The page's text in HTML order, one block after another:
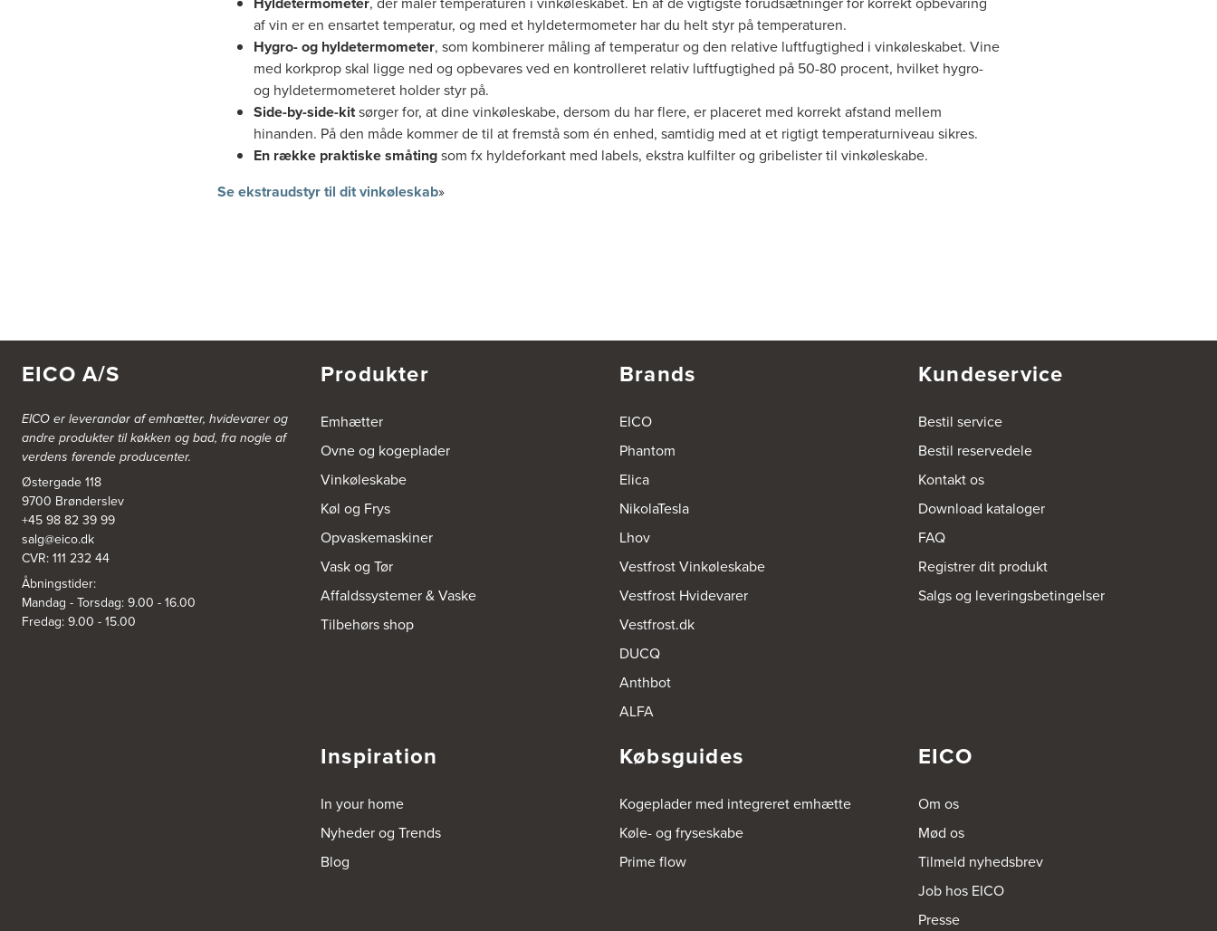
af vin er en ensartet temperatur, og med et hyldetermometer har du helt styr på temperaturen.
Hygro- og hyldetermometer, som kombinerer måling af temperatur og den relative luftfugtighed i vinkøleskabet. Vine
med korkprop skal ligge ned og opbevares ved en kontrolleret relativ luftfugtighed på 50-80 procent, hvilket hygro-
og hyldetermometeret holder styr på.
Side-by-side-kitsørger for, at dine vinkøleskabe, dersom du har flere, er placeret med korrekt afstand mellem
hinanden. På den måde kommer de til at fremstå som én enhed, samtidig med at et rigtigt temperaturniveau sikres.
En række praktiske småtingsom fx hyldeforkant med labels, ekstra kulfilter og gribelister til vinkøleskabe.
Se ekstraudstyr til dit vinkøleskab»
EICO A/S
EICO er leverandør af emhætter, hvidevarer og
andre produkter til køkken og bad, fra nogle af
verdens førende producenter.
Østergade 118
9700 Brønderslev
+45 98 82 39 99
salg@eico.dk
CVR: 111 232 44
Åbningstider:
Mandag - Torsdag: 9.00 - 16.00
Fredag: 9.00 - 15.00
Produkter
Emhætter
Ovne og kogeplader
Vinkøleskabe
Køl og Frys
Opvaskemaskiner
Vask og Tør
Affaldssystemer & Vaske
Tilbehørs shop
Brands
EICO
Phantom
Elica
NikolaTesla
Lhov
Vestfrost Vinkøleskabe
Vestfrost Hvidevarer
Vestfrost.dk
DUCQ
Anthbot
ALFA
Kundeservice
Bestil service
Bestil reservedele
Kontakt os
Download kataloger
FAQ
Registrer dit produkt
Salgs og leveringsbetingelser
Inspiration
In your home
Nyheder og Trends
Blog
Købsguides
Kogeplader med integreret emhætte
Køle- og fryseskabe
Prime flow
EICO
Om os
Mød os
Tilmeld nyhedsbrev
Job hos EICO
Presse